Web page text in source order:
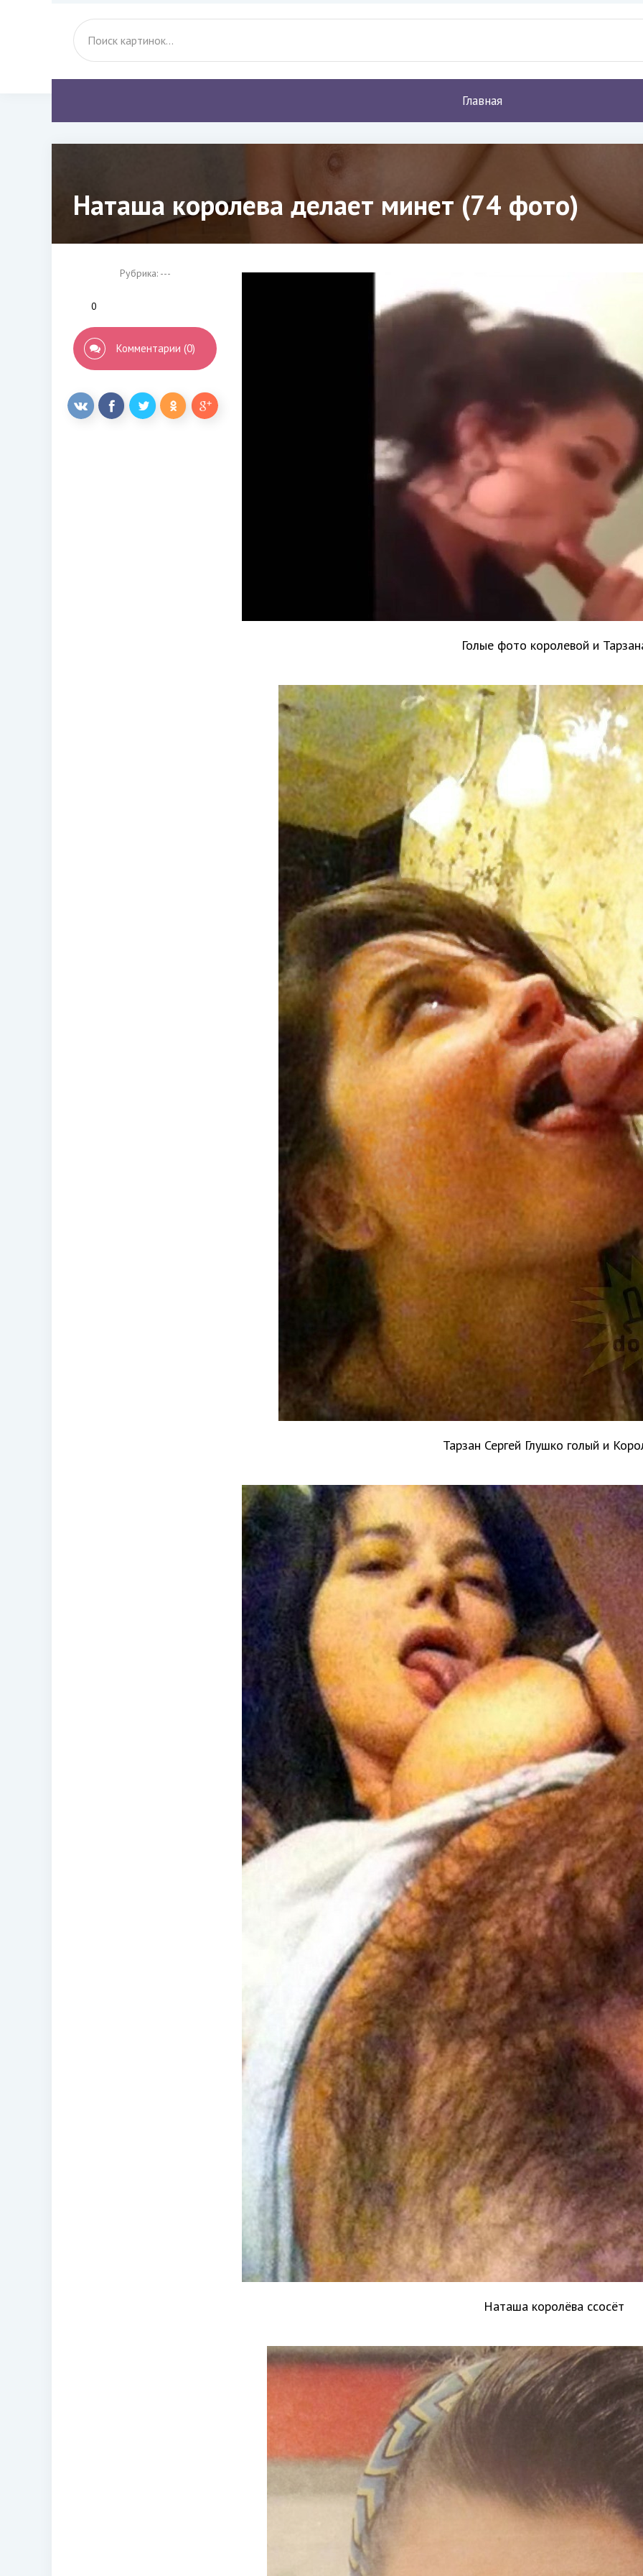
Главная
Наташа королева делает минет (74 фото)
Рубрика: ---
0
Комментарии (0)
Голые фото королевой и
Тарзан Сергей Глушко голый и
Наташа королёва ссосёт